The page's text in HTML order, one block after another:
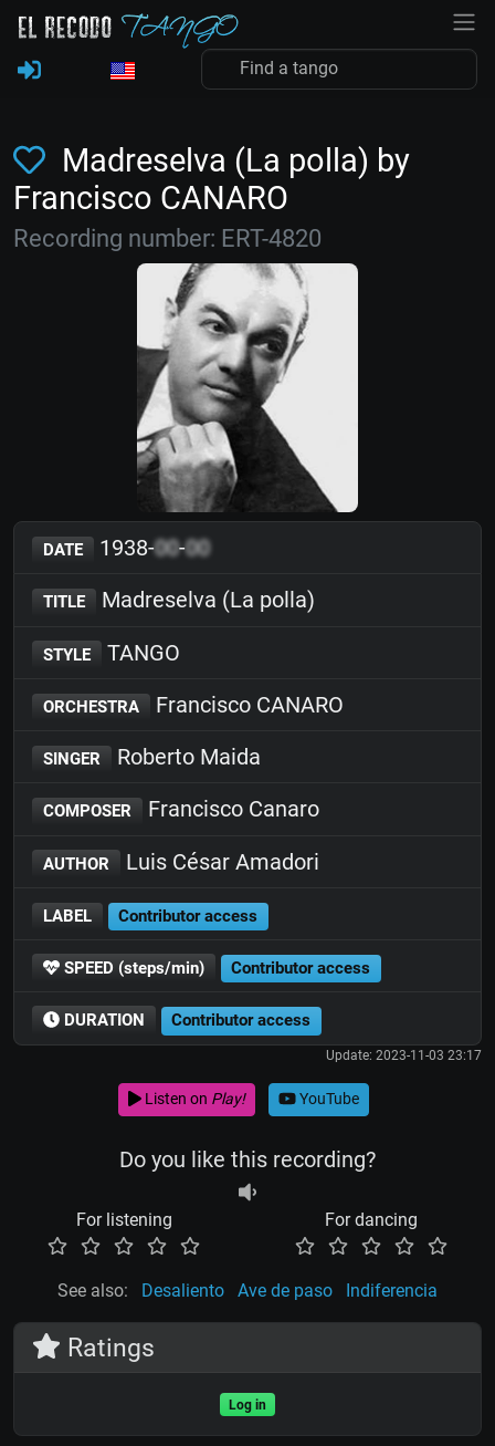
Madreselva (La polla) by
Francisco CANARO
Recording number: ERT-4820
DATE 1938-00-00
TITLE Madreselva (La polla)
STYLE TANGO
ORCHESTRA Francisco CANARO
SINGER Roberto Maida
COMPOSER Francisco Canaro
AUTHOR Luis César Amadori
LABEL Contributor access
SPEED (steps/min) Contributor access
DURATION Contributor access
Update: 2023-11-03 23:17
Listen on Play! YouTube
Do you like this recording?
For listening For dancing
See also: Desaliento Ave de paso Indiferencia
Ratings
Log in